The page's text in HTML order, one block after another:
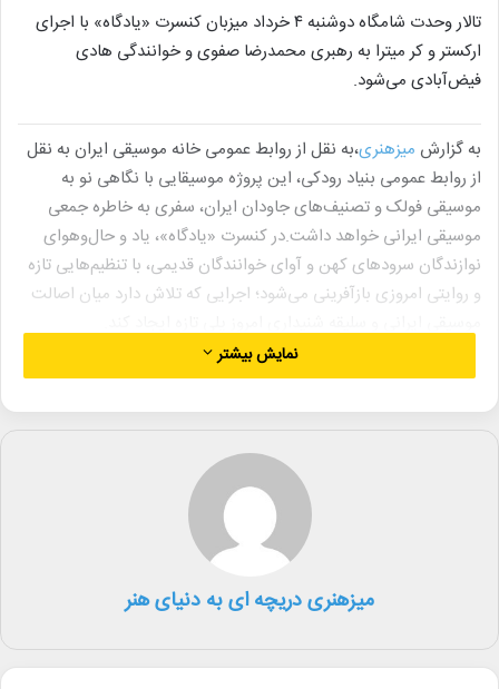
تالار وحدت شامگاه دوشنبه ۴ خرداد میزبان کنسرت «یادگاه» با اجرای
ارکستر و کر میترا به رهبری محمدرضا صفوی و خوانندگی هادی
فیض‌آبادی می‌شود.
به گزارش میزهنری،به نقل از روابط عمومی خانه موسیقی ایران به نقل
از روابط عمومی بنیاد رودکی، این پروژه موسیقایی با نگاهی نو به
موسیقی فولک و تصنیف‌های جاودان ایران، سفری به خاطره‌ جمعی
موسیقی ایرانی خواهد داشت.در کنسرت «یادگاه»، یاد و حال‌وهوای
نوازندگان سرودهای کهن و آوای خوانندگان قدیمی، با تنظیم‌هایی تازه
و روایتی امروزی بازآفرینی می‌شود؛ اجرایی که تلاش دارد میان اصالت
این اجرا با همراهی گروه کر بزرگسال و کودک میترا برگزار می‌شود و
آترین آدالان به‌عنوان رهبر کر، مرجانه رمضانیان به‌عنوان سرپرست کر
کودک و شکیبا خسروی به‌عنوان کنسرت‌مایستر در آن حضور دارند.
مدیریت اجرایی این کنسرت نیز بر عهده کاوه کشکولی است.
تهران برگزار می‌شود و علاقه‌مندان می‌توانند بلیت این اجرا را از طریق
سایت ایران کنسرت تهیه کنند.
لینک خبر
کپی
نمایش بیشتر
میزهنری دریچه ای به دنیای هنر